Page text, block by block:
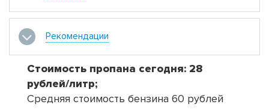
Рекомендации
Стоимость пропана сегодня: 28
рублей/литр;
Средняя стоимость бензина 60 рублей